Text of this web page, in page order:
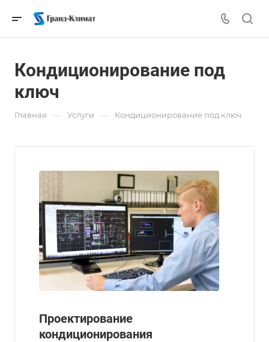
Кондиционирование под
ключ
Главная — Услуги — Кондиционирование под ключ
Проектирование
кондиционирования